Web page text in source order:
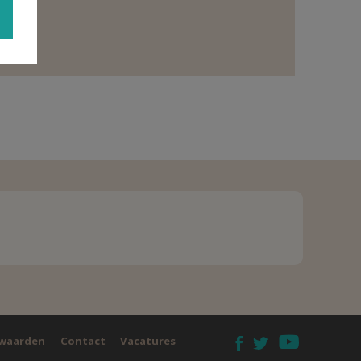
Vacatures
Contact